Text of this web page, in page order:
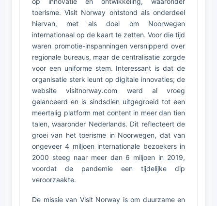
toerisme. Visit Norway ontstond als onderdeel
hiervan, met als doel om Noorwegen
internationaal op de kaart te zetten. Voor die tijd
waren promotie-inspanningen versnipperd over
regionale bureaus, maar de centralisatie zorgde
voor een uniforme stem. Interessant is dat de
organisatie sterk leunt op digitale innovaties; de
website visitnorway.com werd al vroeg
gelanceerd en is sindsdien uitgegroeid tot een
meertalig platform met content in meer dan tien
talen, waaronder Nederlands. Dit reflecteert de
groei van het toerisme in Noorwegen, dat van
ongeveer 4 miljoen internationale bezoekers in
2000 steeg naar meer dan 6 miljoen in 2019,
voordat de pandemie een tijdelijke dip
veroorzaakte.
De missie van Visit Norway is om duurzame en